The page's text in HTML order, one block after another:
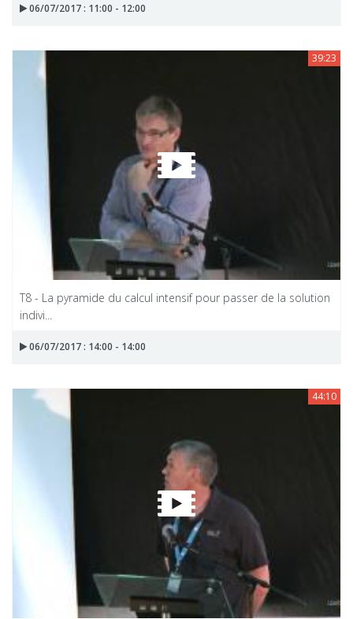
06/07/2017 : 11:00 - 12:00
39:23
T8 - La pyramide du calcul intensif pour passer de la solution
indivi...
06/07/2017 : 14:00 - 14:00
44:10